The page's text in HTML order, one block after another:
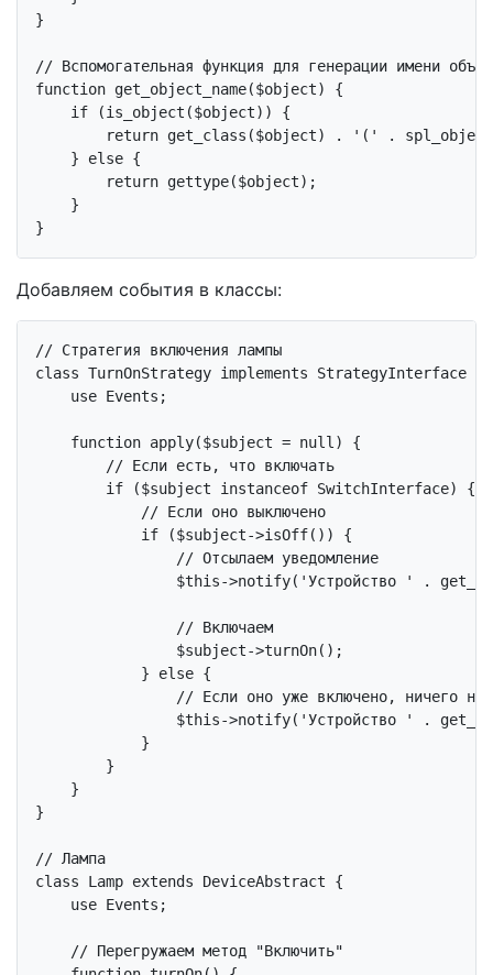
}
// Вспомогательная функция для генерации имени
function get_object_name($object)
{
if (is_object($object)) {
return get_class($object) . '('
.
    }
else {
return gettype($object);
    }
Добавляем события в классы:
// Стратегия включения лампы
class TurnOnStrategy implements StrategyInterface
use Events ;
function apply($subject = null)
{
// Если есть, что включать
if ($subject instanceof SwitchInterface) {
// Если оно выключено
if ($subject->isOff()) {
// Отсылаем уведомление
$this->notify( 'Устройство ' .
// Включаем
                $subject->turnOn();
            }
else {
// Если оно уже включено, ничего не
$this->notify( 'Устройство '
.
            }
        }
    }
}
// Лампа
class
Lamp extends DeviceAbstract
{
use Events ;
// Перегружаем метод "Включить"